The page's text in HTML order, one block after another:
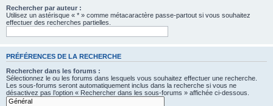
Rechercher par auteur :
Utilisez un astérisque « * » comme métacaractère passe-partout si vous souhaitez
effectuer des recherches partielles.
PRÉFÉRENCES DE LA RECHERCHE
Rechercher dans les forums :
Sélectionnez le ou les forums dans lesquels vous souhaitez effectuer une recherche.
Les sous-forums seront automatiquement inclus dans la recherche si vous ne
désactivez pas l’option « Rechercher dans les sous-forums » affichée ci-dessous.